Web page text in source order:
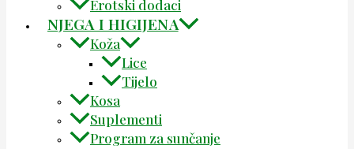
Erotski dodaci
NJEGA I HIGIJENA
Koža
Lice
Tijelo
Kosa
Suplementi
Program za sunčanje